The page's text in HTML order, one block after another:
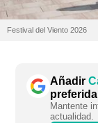
Festival del Viento 2026
Añadir
Mantente
actualidad.